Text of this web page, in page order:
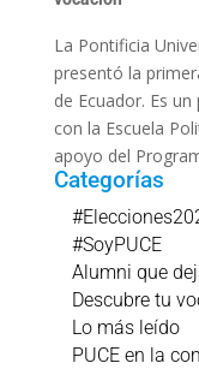
La Pontificia
presentó la
de Ecuador. Es
con la Escuela
apoyo del
Categorías
#SoyPUCE
Alumni que
Descubre tu
Lo más leído
PUCE en la